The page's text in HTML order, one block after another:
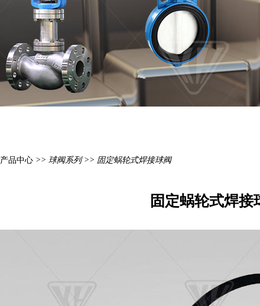
产品中心 >> 球阀系列>> 固定蜗轮式焊接球阀
固定蜗轮式焊接